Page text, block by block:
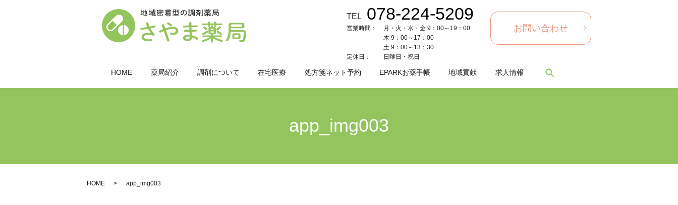
TEL 078-224-5209
営業時間：
月・火・水・金 9：00～19：00
木 9：00～17：00
土 9：00～13：30
定休日：
日曜日・祝日
お問い合わせ
HOME 薬局紹介 調剤について 在宅医療 処方箋ネット予約 EPARKお薬手帳 地域貢献 求人情報
app_img003
HOME app_img003